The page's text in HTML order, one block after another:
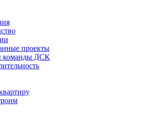
проекты
команды ДСК